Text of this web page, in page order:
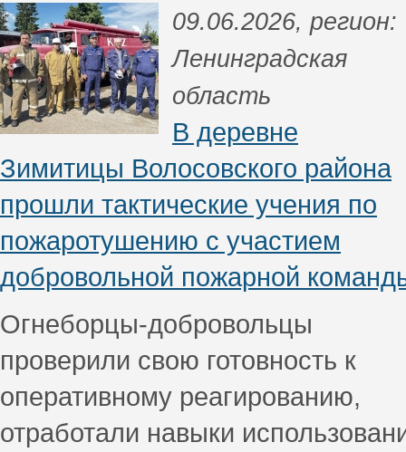
09.06.2026, регион:
Ленинградская
область
В деревне
Зимитицы Волосовского района
прошли тактические учения по
пожаротушению с участием
добровольной пожарной
Огнеборцы-добровольцы
проверили свою готовность к
оперативному реагированию,
отработали навыки